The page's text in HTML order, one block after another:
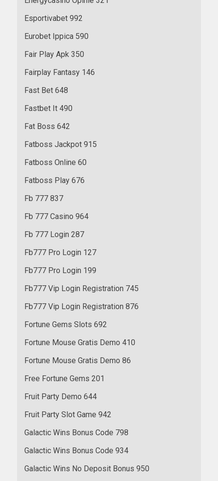
Esportivabet 992
Eurobet Ippica 590
Fair Play Apk 350
Fairplay Fantasy 146
Fast Bet 648
Fastbet It 490
Fat Boss 642
Fatboss Jackpot 915
Fatboss Online 60
Fatboss Play 676
Fb 777 837
Fb 777 Casino 964
Fb 777 Login 287
Fb777 Pro Login 127
Fb777 Pro Login 199
Fb777 Vip Login Registration 745
Fb777 Vip Login Registration 876
Fortune Gems Slots 692
Fortune Mouse Gratis Demo 410
Fortune Mouse Gratis Demo 86
Free Fortune Gems 201
Fruit Party Demo 644
Fruit Party Slot Game 942
Galactic Wins Bonus Code 798
Galactic Wins Bonus Code 934
Galactic Wins No Deposit Bonus 950